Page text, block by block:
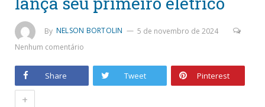
By NELSON BORTOLIN
5 de novembro de 2024
Nenhum comentário
Share Tweet Pinterest
+